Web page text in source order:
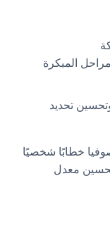
تحديد
خطابًا شخصيًا
معدل